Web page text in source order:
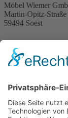
Möbel Wiemer
Martin-Opitz-Straße
59494 Soest
Telefon: 02921
Telefax:02921